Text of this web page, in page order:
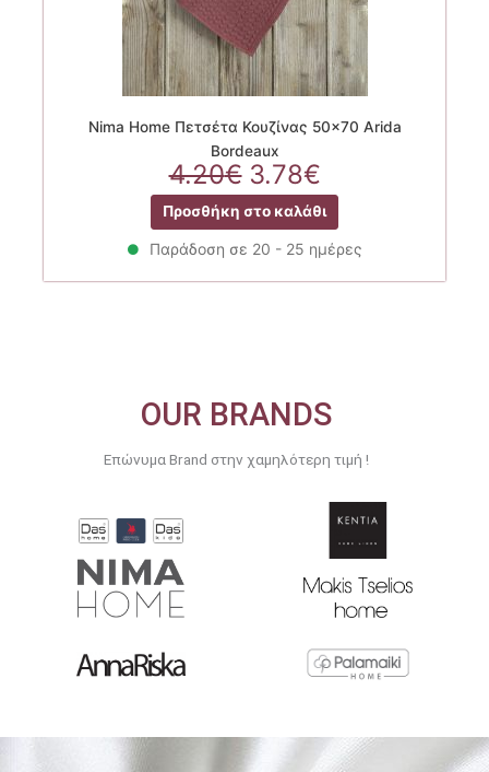
Nima Home Πετσέτα Κουζίνας 50×70 Arida
Bordeaux
4.20€ Original
price
was:
4.20€.
3.78€Η
τρέχουσα
τιμή
είναι:
Προσθήκη στο καλάθι
Παράδοση σε 20 - 25 ημέρες
OUR BRANDS
Επώνυμα Brand στην χαμηλότερη τιμή !